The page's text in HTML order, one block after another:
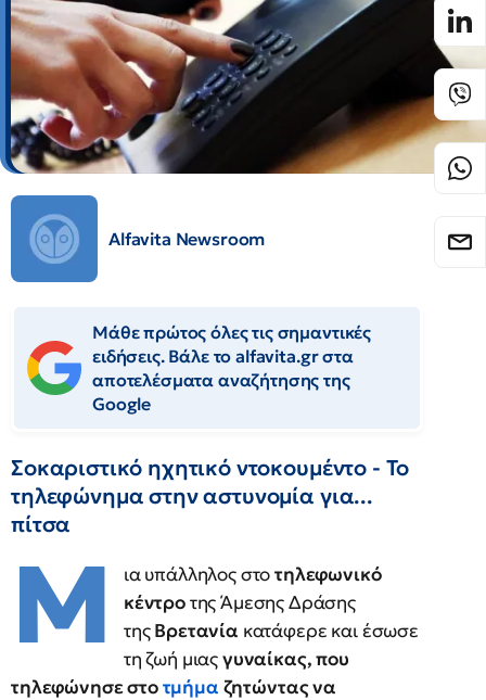
Alfavita Newsroom
Μάθε πρώτος όλες τις σημαντικές
ειδήσεις. Βάλε το alfavita.gr στα
αποτελέσματα αναζήτησης της
Google
Σοκαριστικό ηχητικό ντοκουμέντο - Το
τηλεφώνημα στην αστυνομία για...
πίτσα
Μ ια υπάλληλος στοτηλεφωνικό
κέντροτης Άμεσης Δράσης
τηςΒρετανία κατάφερε και έσωσε
τη ζωή μιαςγυναίκας, που
τηλεφώνησε στοτμήμα ζητώντας να